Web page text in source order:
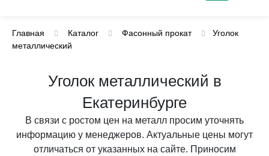
Главная Каталог Фасонный прокат
Уголок
металлический
Уголок металлический в
Екатеринбурге
В связи с ростом цен на металл просим уточнять
информацию у менеджеров. Актуальные цены могут
отличаться от указанных на сайте. Приносим